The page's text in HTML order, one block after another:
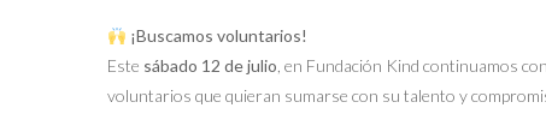
¡Buscamos voluntarios!
Este sábado 12 de julio , en Fundación Kind continuamos
voluntarios que quieran sumarse con su talento y